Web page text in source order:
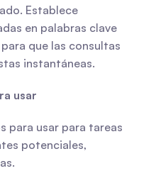
Establece
en palabras clave
que las consultas
instantáneas.
usar
para usar para tareas
potenciales,